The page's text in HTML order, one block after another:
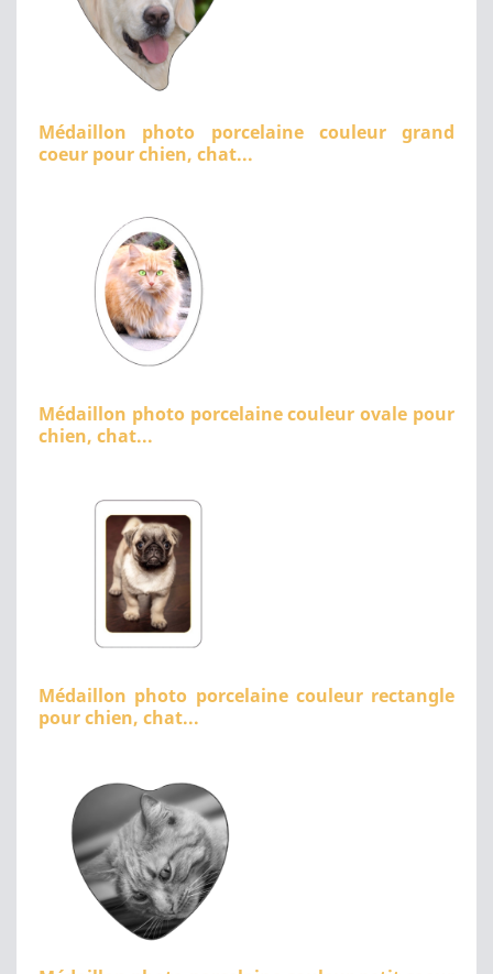
Médaillon photo porcelaine couleur grand
coeur pour chien, chat...
Médaillon photo porcelaine couleur ovale pour
chien, chat...
Médaillon photo porcelaine couleur rectangle
pour chien, chat...